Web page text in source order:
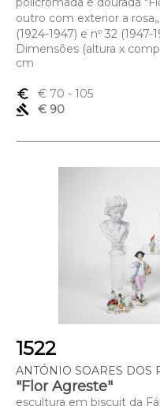
outro com exterior a
(1924-1947) e nº 32 (1947-
Dimensões (altura x
cm
euro_symbol € 70 - 105
gavel
€ 90
1522
ANTÓNIO SOARES DOS
"Flor Agreste"
escultura em biscuit da